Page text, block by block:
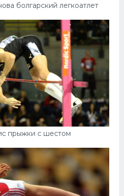
болгарский легкоатлет
прыжки с шестом